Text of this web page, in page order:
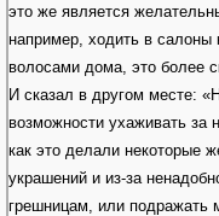
это же является
например, ходить в
волосами дома, это более
И сказал в другом месте:
возможности ухаживать за
как это делали некоторые
украшений и из-за
грешницам, или подражать